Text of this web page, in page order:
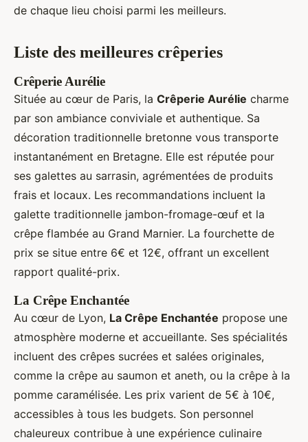
de chaque lieu choisi parmi les meilleurs.
Liste des meilleures crêperies
Crêperie Aurélie
Située au cœur de Paris, la Crêperie Aurélie charme
par son ambiance conviviale et authentique. Sa
décoration traditionnelle bretonne vous transporte
instantanément en Bretagne. Elle est réputée pour
ses galettes au sarrasin, agrémentées de produits
frais et locaux. Les recommandations incluent la
galette traditionnelle jambon-fromage-œuf et la
crêpe flambée au Grand Marnier. La fourchette de
prix se situe entre 6€ et 12€, offrant un excellent
rapport qualité-prix.
La Crêpe Enchantée
Au cœur de Lyon, La Crêpe Enchantée propose une
atmosphère moderne et accueillante. Ses spécialités
incluent des crêpes sucrées et salées originales,
comme la crêpe au saumon et aneth, ou la crêpe à la
pomme caramélisée. Les prix varient de 5€ à 10€,
accessibles à tous les budgets. Son personnel
chaleureux contribue à une expérience culinaire